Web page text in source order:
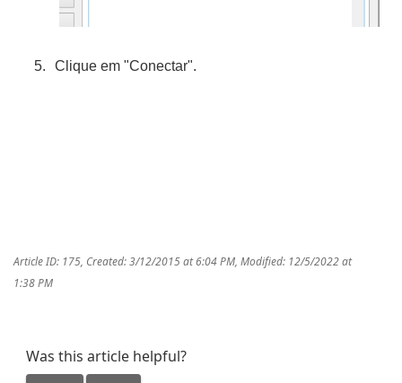
Clique em "Conectar".
Article ID: 175, Created: 3/12/2015 at 6:04 PM, Modified: 12/5/2022 at
1:38 PM
Was this article helpful?